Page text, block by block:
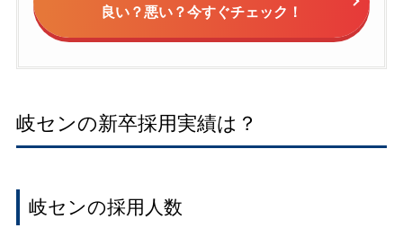
良い？悪い？今すぐチェック！
岐センの新卒採用実績は？
岐センの採用人数